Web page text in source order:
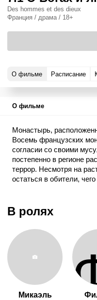
Des hommes et des dieux
Франция / драма / 18+
О фильме Расписание
О фильме
Монастырь,
Восемь французских
согласии со своими
постепенно в регионе
террор. Несмотря на
остаться в обители,
В ролях
Микаэль